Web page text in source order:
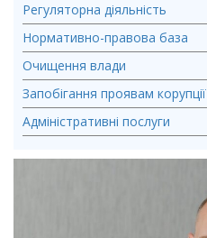
Регуляторна діяльність
Нормативно-правова база
Очищення влади
Запобігання проявам корупції
Адміністративні послуги